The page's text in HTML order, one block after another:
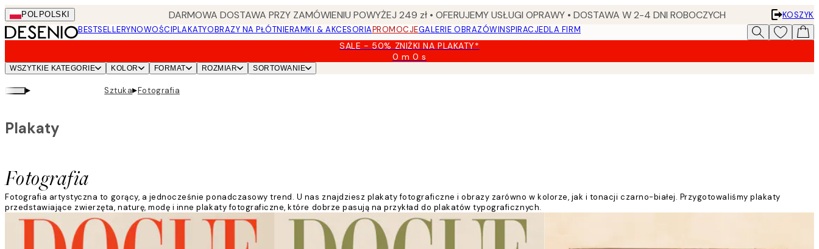
Skip
to
main
POL POLSKI DARMOWA DOSTAWA PRZY ZAMÓWIENIU POWYŻEJ 249 zł • OFERUJEMY USŁUGI OPRAWY • DOSTAWA W 2-4 DNI ROBOCZYCH
KOSZYK
BESTSELLERYNOWOŚCIPLAKATYOBRAZY NA PŁÓTNIERAMKI & AKCESORIAPROMOCJEGALERIE OBRAZÓWINSPIRACJEDLA FIRM
SALE - 50% ZNIŻKI NA PLAKATY*
0 m0 s
Ważny
WSZYTKIE KATEGORIE KOLOR FORMAT ROZMIAR SORTOWANIE
▸ Sztuka▸Fotografia
Fotografia
Plakaty
Fotografia artystyczna to gorący, a jednocześnie ponadczasowy trend. U nas znajdziesz plakaty fotograficzne i obrazy zarówno w kolorze, jak i tonacji czarno-białej. Przygotowaliśmy plakaty
przedstawiające zwierzęta, naturę, modę i inne plakaty fotograficzne, które dobrze pasują na przykład do plakatów typograficznych.